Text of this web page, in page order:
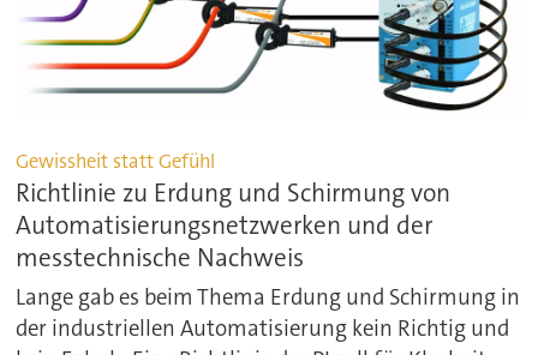
Gewissheit statt Gefühl
Richtlinie zu Erdung und Schirmung von
Automatisierungsnetzwerken und der
messtechnische Nachweis
Lange gab es beim Thema Erdung und Schirmung in
der industriellen Automatisierung kein Richtig und